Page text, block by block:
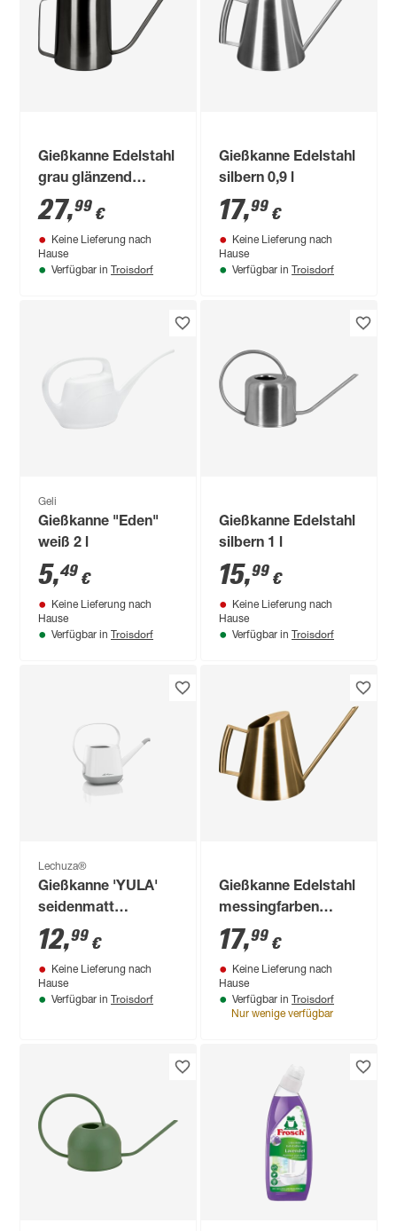
Gießkanne Edelstahl
grau glänzend
lackiert 1,6 l
27,99 €
Keine Lieferung nach
Hause
Verfügbar in Troisdorf
Gießkanne Edelstahl
silbern 0,9 l
17,99 €
Keine Lieferung nach
Hause
Verfügbar in Troisdorf
Geli
Gießkanne "Eden"
weiß 2 l
5,49 €
Keine Lieferung nach
Hause
Verfügbar in Troisdorf
Gießkanne Edelstahl
silbern 1 l
15,99 €
Keine Lieferung nach
Hause
Verfügbar in Troisdorf
Lechuza®
Gießkanne 'YULA'
seidenmatt
12,99 €
Keine Lieferung nach
Hause
Verfügbar in Troisdorf
Gießkanne Edelstahl
messingfarben
glänzend lackiert 0,9
l
17,99 €
Keine Lieferung nach
Hause
Verfügbar in Troisdorf
Nur wenige verfügbar